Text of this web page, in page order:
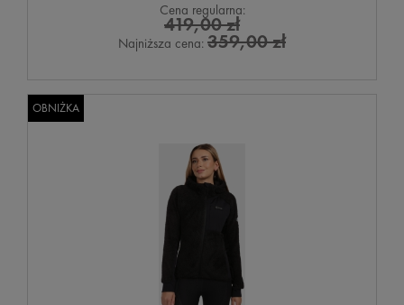
Cena regularna:
419,00 zł
Najniższa cena: 359,00 zł
OBNIŻKA